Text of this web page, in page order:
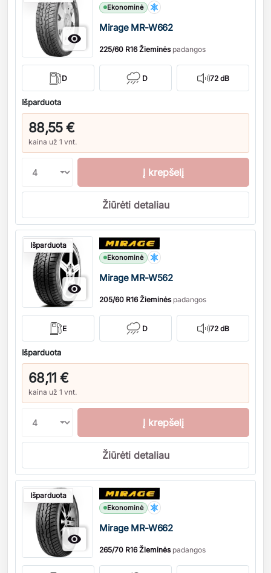

Ekonominė
Mirage MR-W662
225/60 R16 Žieminėspadangos
D D 72 dB
Išparduota
88,55 €
kaina už 1 vnt.
Į krepšelį
Žiūrėti detaliau
Išparduota

Ekonominė
Mirage MR-W562
205/60 R16 Žieminėspadangos
E D 72 dB
Išparduota
68,11 €
kaina už 1 vnt.
Kiekis
Į krepšelį
Žiūrėti detaliau
Išparduota

Ekonominė
Mirage MR-W662
265/70 R16 Žieminėspadangos
Kiekis